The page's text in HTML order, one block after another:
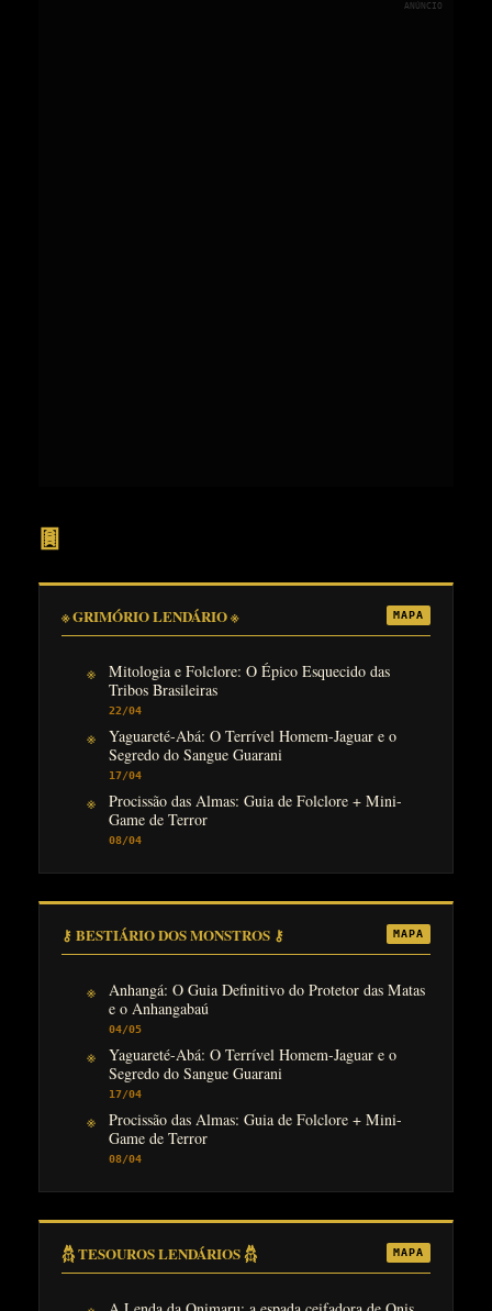
ANÚNCIO
𖣍
※ GRIMÓRIO LENDÁRIO ※ MAPA
Mitologia e Folclore: O Épico Esquecido das
Tribos Brasileiras
22/04
Yaguareté-Abá: O Terrível Homem-Jaguar e o
Segredo do Sangue Guarani
17/04
Procissão das Almas: Guia de Folclore + Mini-
Game de Terror
08/04
⚷ BESTIÁRIO DOS MONSTROS ⚷ MAPA
Anhangá: O Guia Definitivo do Protetor das Matas
e o Anhangabaú
04/05
Yaguareté-Abá: O Terrível Homem-Jaguar e o
Segredo do Sangue Guarani
17/04
Procissão das Almas: Guia de Folclore + Mini-
Game de Terror
08/04
𓆣 TESOUROS LENDÁRIOS 𓆣 MAPA